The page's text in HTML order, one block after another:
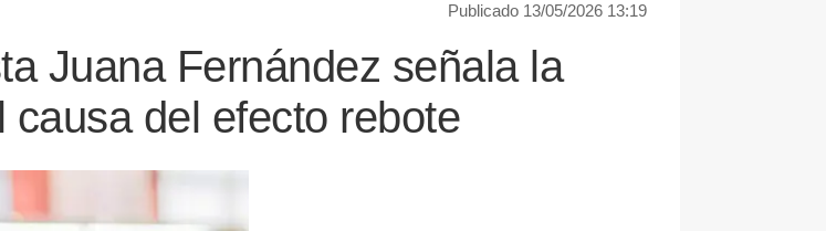
Publicado 13/05/2026 13:19
Juana Fernández señala la
del efecto rebote